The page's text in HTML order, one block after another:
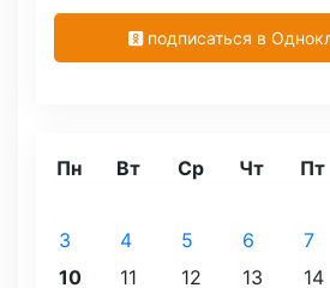
подписаться в
Пн Вт Ср Чт Пт
3
4 5 6 7
10
11 12 13 14